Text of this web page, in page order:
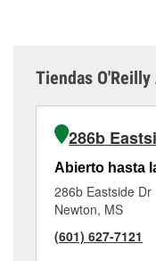
Tiendas
286b
Abierto hasta
286b Eastside Dr
Newton, MS
(601) 627-7121